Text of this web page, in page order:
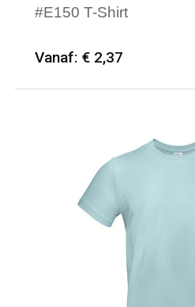
#E150 T-Shirt
Vanaf: € 2,37
Minimale afname: 50